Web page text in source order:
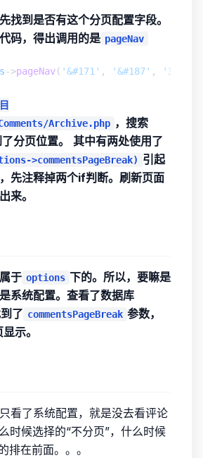
找到是否有这个分页配置字段。
码，得出调用的是 pageNav
->pageNav( '&#171' , '&#187' , '3'
Archive.php ，搜索
分页位置。 其中有两处使用了
>commentsPageBreak) 引起
先注释掉两个if判断。刷新页面
来。
于 options 下的。所以，要嘛是
系统配置。查看了数据库
了 commentsPageBreak 参数，
示。
看了系统配置，就是没去看评论
时候选择的“不分页”，什么时候
排在前面。。。